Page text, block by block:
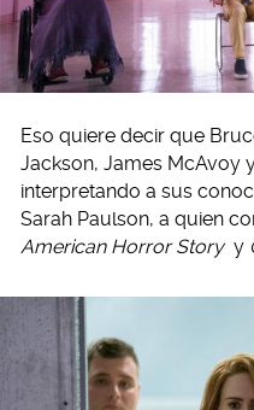
Eso quiere decir que
Jackson, James McAvoy
interpretando a sus
Sarah Paulson, a quien
American Horror Story y